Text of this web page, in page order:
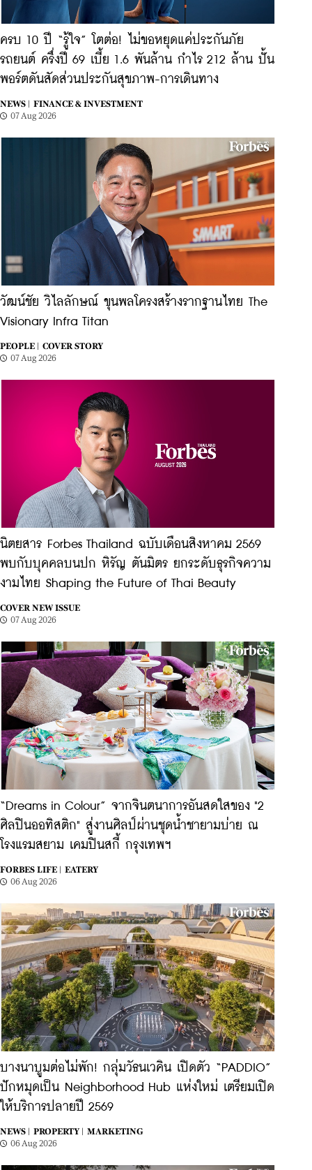
ครบ 10 ปี “รู้ใจ” โตต่อ! ไม่ขอหยุดแค่ประกันภัย
รถยนต์ ครึ่งปี 69 เบี้ย 1.6 พันล้าน กำไร 212 ล้าน ปั้น
พอร์ตดันสัดส่วนประกันสุขภาพ-การเดินทาง
NEWS |
FINANCE & INVESTMENT
07 Aug 2026
วัฒน์ชัย วิไลลักษณ์ ขุนพลโครงสร้างรากฐานไทย The
Visionary Infra Titan
PEOPLE |
COVER STORY
07 Aug 2026
นิตยสาร Forbes Thailand ฉบับเดือนสิงหาคม 2569
พบกับบุคคลบนปก หิรัญ ตันมิตร ยกระดับธุรกิจความ
งามไทย Shaping the Future of Thai Beauty
COVER NEW ISSUE
07 Aug 2026
“Dreams in Colour” จากจินตนาการอันสดใสของ "2
ศิลปินออทิสติก" สู่งานศิลป์ผ่านชุดน้ำชายามบ่าย ณ
โรงแรมสยาม เคมปินสกี้ กรุงเทพฯ
FORBES LIFE |
EATERY
06 Aug 2026
บางนาบูมต่อไม่พัก! กลุ่มวัธนเวคิน เปิดตัว “PADDIO”
ปักหมุดเป็น Neighborhood Hub แห่งใหม่ เตรียมเปิด
ให้บริการปลายปี 2569
NEWS | PROPERTY |
MARKETING
06 Aug 2026